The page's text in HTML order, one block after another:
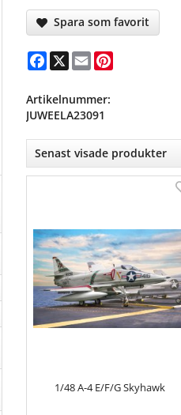
Spara som favorit
Facebook
X Email
Artikelnummer:
JUWEELA23091
Senast visade produkter
1/48 A-4 E/F/G Skyhawk